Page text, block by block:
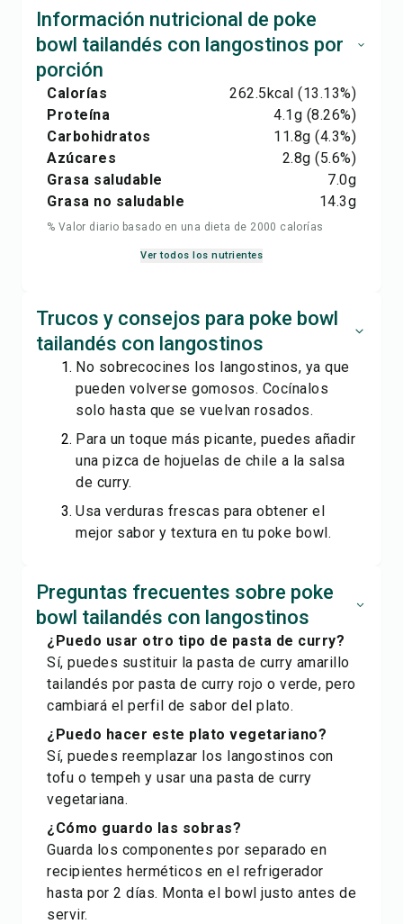
Información nutricional de poke
bowl tailandés con langostinos por
porción
Calorías 262.5kcal (13.13%)
Proteína
4.1g (8.26%)
Carbohidratos
11.8g (4.3%)
Azúcares
2.8g (5.6%)
Grasa saludable
7.0g
Grasa no saludable
14.3g
% Valor diario basado en una dieta de 2000 calorías
Ver todos los nutrientes
Trucos y consejos para poke bowl
tailandés con langostinos
No sobrecocines los langostinos, ya que
pueden volverse gomosos. Cocínalos
solo hasta que se vuelvan rosados.
Para un toque más picante, puedes añadir
una pizca de hojuelas de chile a la salsa
de curry.
Usa verduras frescas para obtener el
mejor sabor y textura en tu poke bowl.
Preguntas frecuentes sobre poke
bowl tailandés con langostinos
¿Puedo usar otro tipo de pasta de curry?
Sí, puedes sustituir la pasta de curry amarillo
tailandés por pasta de curry rojo o verde, pero
cambiará el perfil de sabor del plato.
¿Puedo hacer este plato vegetariano?
Sí, puedes reemplazar los langostinos con
tofu o tempeh y usar una pasta de curry
vegetariana.
¿Cómo guardo las sobras?
Guarda los componentes por separado en
recipientes herméticos en el refrigerador
hasta por 2 días. Monta el bowl justo antes de
servir.